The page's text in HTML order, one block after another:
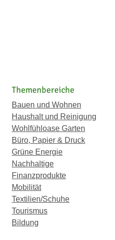
Themenbereiche
Bauen und Wohnen
Haushalt und Reinigung
Wohlfühloase Garten
Büro, Papier & Druck
Grüne Energie
Nachhaltige
Finanzprodukte
Mobilität
Textilien/Schuhe
Tourismus
Bildung